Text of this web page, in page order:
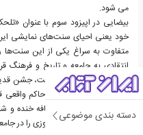
دسته بندی موضوعی
می شود.
بیضایی در اپیزود سوم با عنوان
خود یعنی احیای سنت‌های نمایشی
متفاوت به سراغ یکی از این سنت‌ها
انتقادی به جامعه و تاریخ و
قسمت از آن وام گرفته است، جشن
کشی دروغین را به جای حاکم واقعی
حاوی نکات انتقادی در لفافه خنده
غم انگیز سرنوشت میر نوروزی را در